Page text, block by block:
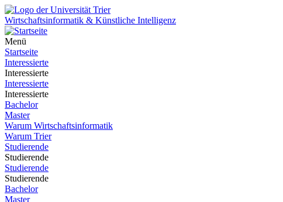
Wirtschaftsinformatik & Künstliche Intelligenz
Menü
Startseite
Interessierte
Interessierte
Interessierte
Interessierte
Bachelor
Master
Warum Wirtschaftsinformatik
Warum Trier
Studierende
Studierende
Studierende
Studierende
Bachelor
Master